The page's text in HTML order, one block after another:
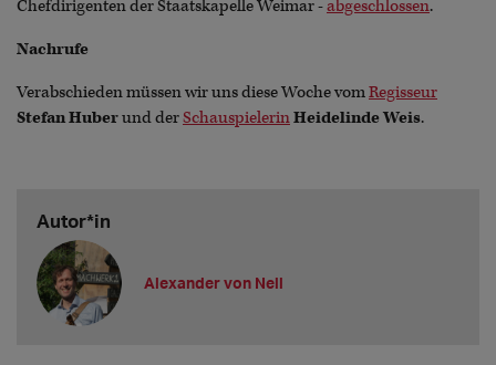
Chefdirigenten der Staatskapelle Weimar -abgeschlossen.
Nachrufe
Verabschieden müssen wir uns diese Woche vomRegisseur
Stefan Huberund derSchauspielerinHeidelinde Weis.
Autor*in
Alexander von Nell